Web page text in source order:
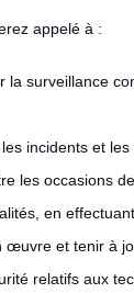
appelé à :
la surveillance
incidents et
les occasions
en
œuvre et tenir à
relatifs aux